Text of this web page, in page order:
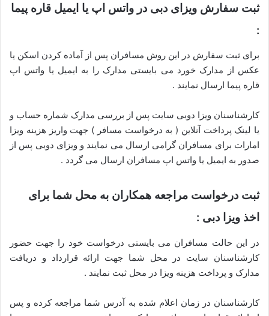
ثبت سفارش ویزای دبی در واتس اپ یا ایمیل قاره پیما
:
برای ثبت سفارش در این روش مسافران پس از آماده کردن اسکن یا
عکس از مدارک خورد می بایستی مدارک را به ایمیل یا واتس اپ
قاره پیما ارسال نمایند .
کارشناسنان ویزا دوبی سایت پس از بررسی مدارک شماره حساب و
یا لینک پرداخت آنلاین ( به درخواست مسافر ) جهت واریز هزینه ویزا
امارات برای مسافران گرامی ارسال می نمایند و ویزای دوبی پس از
صدور به ایمیل یا واتس اپ مسافران ارسال می گردد .
ثبت درخواست مراجعه همکاران به محل شما برای
اخذ ویزا دبی :
در این حالت مسافران می بایستی درخواست خود را جهت حضور
کارشناسنان سایت در محل شما جهت ارائه قرارداد و دریافت
مدارک و پرداخت هزینه ویزا در محل ثبت نمایند .
کارشناسنان در زمان اعلام شده به آدرس شما مراجعه کرده و پس